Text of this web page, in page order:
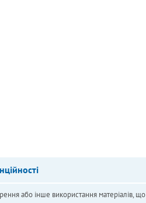
або інше використання матеріалів,